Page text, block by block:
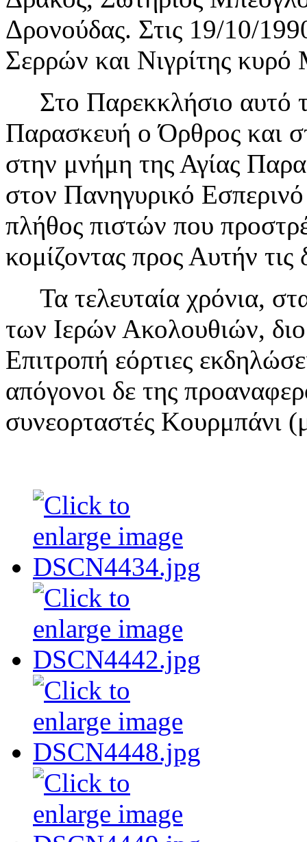
Δρονούδας. Στις 19/10/
Σερρών και Νιγρίτης κυρό
Στο Παρεκκλήσιο αυτό
Παρασκευή ο Όρθρος και
στην μνήμη της Αγίας
στον Πανηγυρικό
πλήθος πιστών που
κομίζοντας προς Αυτήν τις
Τα τελευταία χρόνια,
των Ιερών Ακολουθιών,
Επιτροπή εόρτιες
απόγονοι δε της
συνεορταστές Κουρμπάνι